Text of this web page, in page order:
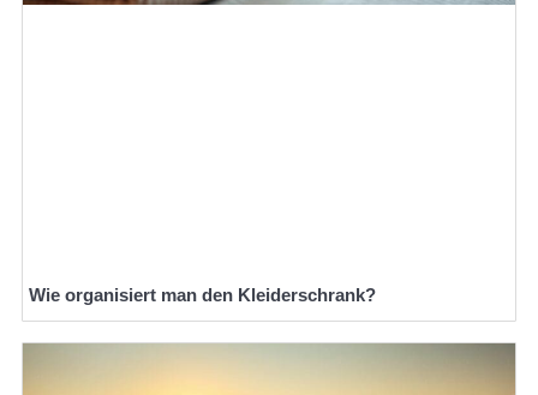
Wie organisiert man den Kleiderschrank?